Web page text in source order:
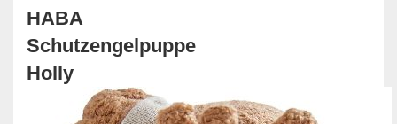
HABA
Schutzengelpuppe
Holly